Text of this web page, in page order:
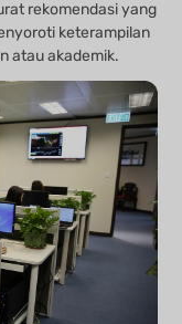
rekomendasi yang
keterampilan
atau akademik.